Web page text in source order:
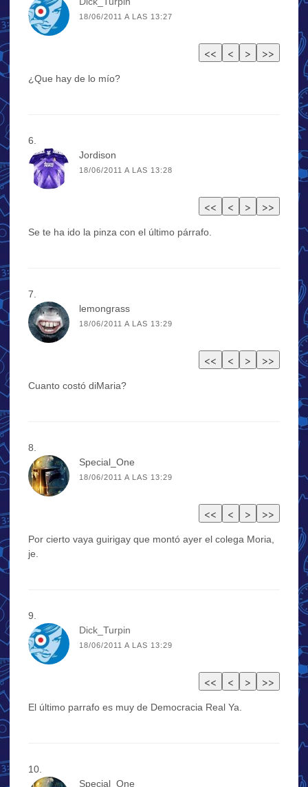
18/06/2011 A LAS 13:27
¿Que hay de lo mío?
Jordison
18/06/2011 A LAS 13:28
Se te ha ido la pinza con el último párrafo.
lemongrass
18/06/2011 A LAS 13:29
Cuanto costó diMaria?
Special_One
18/06/2011 A LAS 13:29
Por cierto vaya guirigay que montó ayer el colega Moria,
je.
Dick_Turpin
18/06/2011 A LAS 13:29
El último parrafo es muy de Democracia Real Ya.
Special_One